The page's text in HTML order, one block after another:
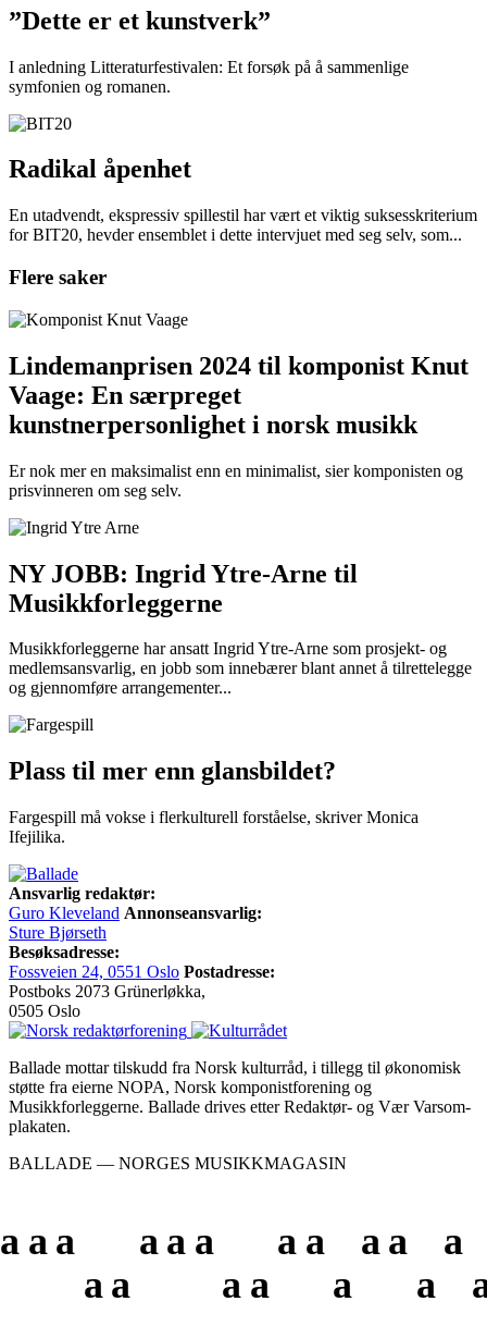
”Dette er et kunstverk”
I anledning Litteraturfestivalen: Et forsøk på å sammenlige
symfonien og romanen.
Radikal åpenhet
En utadvendt, ekspressiv spillestil har vært et viktig suksesskriterium
for BIT20, hevder ensemblet i dette intervjuet med seg selv, som...
Flere saker
Lindemanprisen 2024 til komponist Knut
Vaage: En særpreget
kunstnerpersonlighet i norsk musikk
Er nok mer en maksimalist enn en minimalist, sier komponisten og
prisvinneren om seg selv.
NY JOBB: Ingrid Ytre-Arne til
Musikkforleggerne
Musikkforleggerne har ansatt Ingrid Ytre-Arne som prosjekt- og
medlemsansvarlig, en jobb som innebærer blant annet å tilrettelegge
og gjennomføre arrangementer...
Plass til mer enn glansbildet?
Fargespill må vokse i flerkulturell forståelse, skriver Monica
Ifejilika.
Ansvarlig redaktør:
Guro Kleveland Annonseansvarlig:
Sture Bjørseth
Besøksadresse:
Fossveien 24, 0551 Oslo Postadresse:
Postboks 2073 Grünerløkka,
0505 Oslo
Ballade mottar tilskudd fra Norsk kulturråd, i tillegg til økonomisk
støtte fra eierne NOPA, Norsk komponistforening og
Musikkforleggerne. Ballade drives etter Redaktør- og Vær Varsom-
plakaten.
BALLADE — NORGES MUSIKKMAGASIN
a